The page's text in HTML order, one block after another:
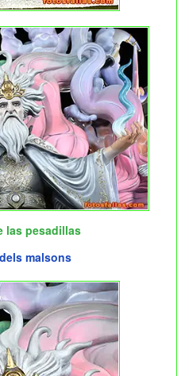
las pesadillas
malsons